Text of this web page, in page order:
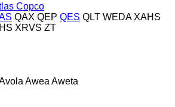
Copco
QAX QEP QES QLT WEDA XAHS
XRVS ZT
Awea Aweta